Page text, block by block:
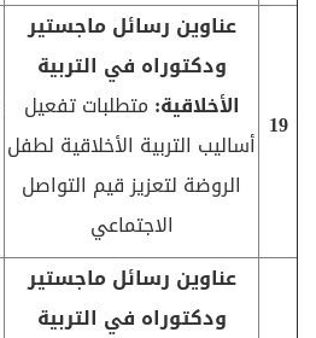
19
عناوين رسائل ماجستير
ودكتوراه في التربية
الأخلاقية: متطلبات تفعيل
أساليب التربية الأخلاقية لطفل
الروضة لتعزيز قيم التواصل
الاجتماعي
عناوين رسائل ماجستير
ودكتوراه في التربية